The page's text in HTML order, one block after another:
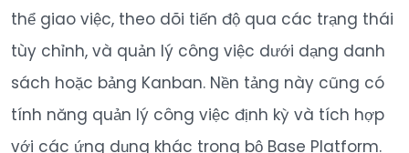
thể giao việc, theo dõi tiến độ qua các trạng thái
tùy chỉnh, và quản lý công việc dưới dạng danh
sách hoặc bảng Kanban. Nền tảng này cũng có
tính năng quản lý công việc định kỳ và tích hợp
với các ứng dụng khác trong bộ Base Platform.